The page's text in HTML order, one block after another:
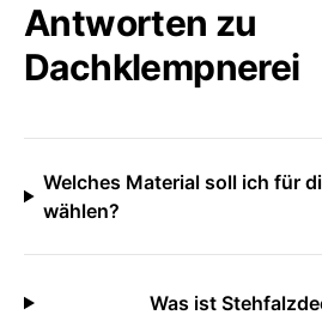
Antworten zu
Dachklempnerei
Welches Material soll ich für
wählen?
Was ist